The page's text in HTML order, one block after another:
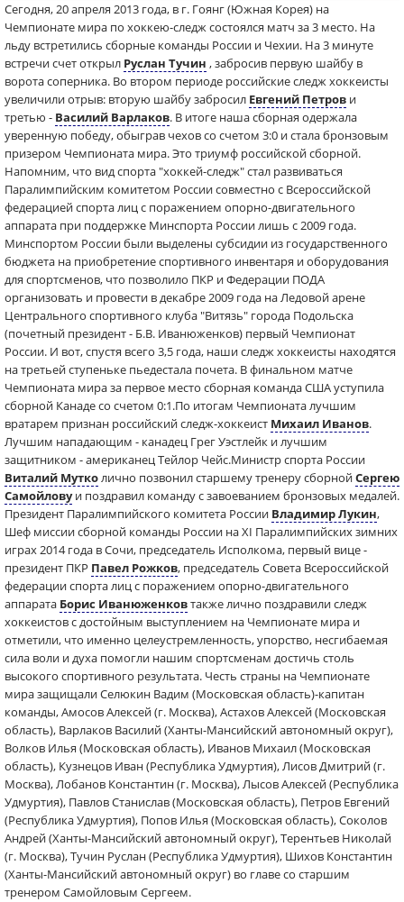
Сегодня, 20 апреля 2013 года, в г. Гоянг (Южная Корея) на
Чемпионате мира по хоккею-следж состоялся матч за 3 место. На
льду встретились сборные команды России и Чехии. На 3 минуте
встречи счет открыл Руслан Тучин , забросив первую шайбу в
ворота соперника. Во втором периоде российские следж хоккеисты
увеличили отрыв: вторую шайбу забросил Евгений Петров и
третью - Василий Варлаков. В итоге наша сборная одержала
уверенную победу, обыграв чехов со счетом 3:0 и стала бронзовым
призером Чемпионата мира. Это триумф российской сборной.
Напомним, что вид спорта "хоккей-следж" стал развиваться
Паралимпийским комитетом России совместно с Всероссийской
федерацией спорта лиц с поражением опорно-двигательного
аппарата при поддержке Минспорта России лишь с 2009 года.
Минспортом России были выделены субсидии из государственного
бюджета на приобретение спортивного инвентаря и оборудования
для спортсменов, что позволило ПКР и Федерации ПОДА
организовать и провести в декабре 2009 года на Ледовой арене
Центрального спортивного клуба "Витязь" города Подольска
(почетный президент - Б.В. Иванюженков) первый Чемпионат
России. И вот, спустя всего 3,5 года, наши следж хоккеисты находятся
на третьей ступеньке пьедестала почета. В финальном матче
Чемпионата мира за первое место сборная команда США уступила
сборной Канаде со счетом 0:1.По итогам Чемпионата лучшим
вратарем признан российский следж-хоккеист Михаил Иванов.
Лучшим нападающим - канадец Грег Уэстлейк и лучшим
защитником - американец Тейлор Чейс.Министр спорта России
Виталий Мутколично позвонил старшему тренеру сборнойСергею
Самойловуи поздравил команду с завоеванием бронзовых медалей.
Президент Паралимпийского комитета России Владимир Лукин,
Шеф миссии сборной команды России на XI Паралимпийских зимних
играх 2014 года в Сочи, председатель Исполкома, первый вице -
президент ПКР Павел Рожков, председатель Совета Всероссийской
федерации спорта лиц с поражением опорно-двигательного
аппарата Борис Иванюженковтакже лично поздравили следж
хоккеистов с достойным выступлением на Чемпионате мира и
отметили, что именно целеустремленность, упорство, несгибаемая
сила воли и духа помогли нашим спортсменам достичь столь
высокого спортивного результата. Честь страны на Чемпионате
мира защищали Селюкин Вадим (Московская область)-капитан
команды, Амосов Алексей (г. Москва), Астахов Алексей (Московская
область), Варлаков Василий (Ханты-Мансийский автономный округ),
Волков Илья (Московская область), Иванов Михаил (Московская
область), Кузнецов Иван (Республика Удмуртия), Лисов Дмитрий (г.
Москва), Лобанов Константин (г. Москва), Лысов Алексей (Республика
Удмуртия), Павлов Станислав (Московская область), Петров Евгений
(Республика Удмуртия), Попов Илья (Московская область), Соколов
Андрей (Ханты-Мансийский автономный округ), Терентьев Николай
(г. Москва), Тучин Руслан (Республика Удмуртия), Шихов Константин
(Ханты-Мансийский автономный округ) во главе со старшим
тренером Самойловым Сергеем.